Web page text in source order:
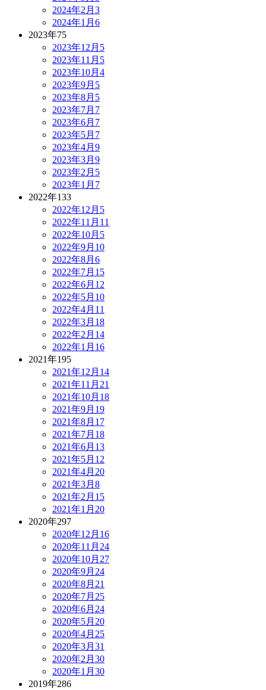
2024年2月 3
2024年1月 6
2023年75
2023年12月 5
2023年11月 5
2023年10月 4
2023年9月 5
2023年8月 5
2023年7月 7
2023年6月 7
2023年5月 7
2023年4月 9
2023年3月 9
2023年2月 5
2023年1月 7
2022年133
2022年12月 5
2022年11月 11
2022年10月 5
2022年9月 10
2022年8月 6
2022年7月 15
2022年6月 12
2022年5月 10
2022年4月 11
2022年3月 18
2022年2月 14
2022年1月 16
2021年195
2021年12月 14
2021年11月 21
2021年10月 18
2021年9月 19
2021年8月 17
2021年7月 18
2021年6月 13
2021年5月 12
2021年4月 20
2021年3月 8
2021年2月 15
2021年1月 20
2020年297
2020年12月 16
2020年11月 24
2020年10月 27
2020年9月 24
2020年8月 21
2020年7月 25
2020年6月 24
2020年5月 20
2020年4月 25
2020年3月 31
2020年2月 30
2020年1月 30
2019年286